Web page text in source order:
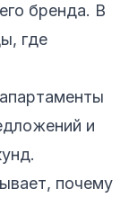
бренда. В
где
и
почему